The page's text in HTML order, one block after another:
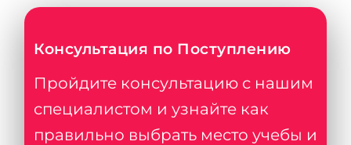
Консультация по Поступлению
Пройдите консультацию с нашим
специалистом и узнайте как
правильно выбрать место учебы и